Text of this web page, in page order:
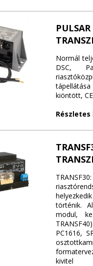
Normál
DSC,
kiöntött,
történik.
modul,
PC1616,
kivitel